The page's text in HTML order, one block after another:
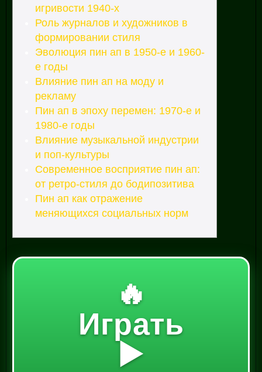
игривости 1940-х
Роль журналов и художников в
формировании стиля
Эволюция пин ап в 1950-е и 1960-
е годы
Влияние пин ап на моду и
рекламу
Пин ап в эпоху перемен: 1970-е и
1980-е годы
Влияние музыкальной индустрии
и поп-культуры
Современное восприятие пин ап:
от ретро-стиля до бодипозитива
Пин ап как отражение
меняющихся социальных норм
🔥
Играть
▶️